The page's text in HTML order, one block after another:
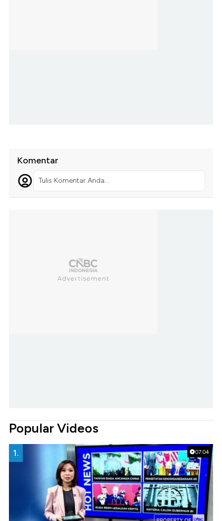
Komentar
Tulis Komentar Anda...
Popular Videos
07:04
1.